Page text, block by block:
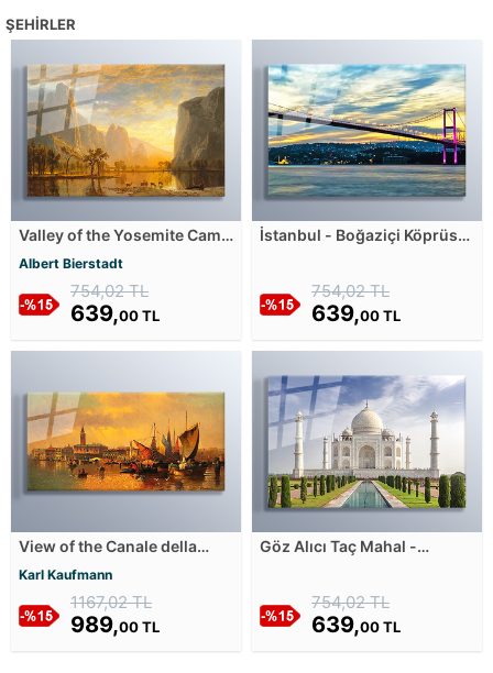
ŞEHIRLER
Valley of the Yosemite Cam
Tablosu
Albert Bierstadt
754,02 TL
639,00 TL
İstanbul - Boğaziçi Köprüsü
754,02 TL
639,00 TL
View of the Canale della
Guidecca in Venice Cam
Tablosu
Karl Kaufmann
1167,02 TL
989,00 TL
Göz Alıcı Taç Mahal -
754,02 TL
639,00 TL